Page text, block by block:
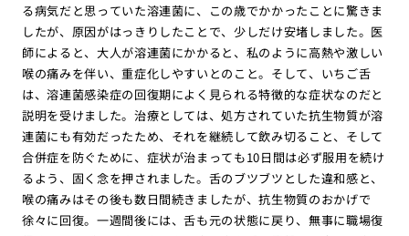
る病気だと思っていた溶連菌に、この歳でかかったことに驚きま
したが、原因がはっきりしたことで、少しだけ安堵しました。医
師によると、大人が溶連菌にかかると、私のように高熱や激しい
喉の痛みを伴い、重症化しやすいとのこと。そして、いちご舌
は、溶連菌感染症の回復期によく見られる特徴的な症状なのだと
説明を受けました。治療としては、処方されていた抗生物質が溶
連菌にも有効だったため、それを継続して飲み切ること、そして
合併症を防ぐために、症状が治まっても10日間は必ず服用を続け
るよう、固く念を押されました。舌のブツブツとした違和感と、
喉の痛みはその後も数日間続きましたが、抗生物質のおかげで
徐々に回復。一週間後には、舌も元の状態に戻り、無事に職場復